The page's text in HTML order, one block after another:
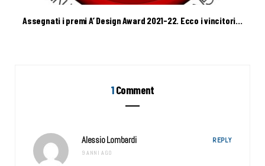
Assegnati i premi A’ Design Award 2021-22. Ecco i vincitori…
1Comment
Alessio Lombardi
9 ANNI AGO
REPLY